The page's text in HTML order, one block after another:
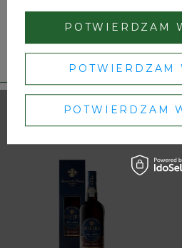
Boeira LBV Port
212,00 zł
Dbamy o Twoją
POTWIERDZAM
POTWIERDZAM
POTWIERDZAM